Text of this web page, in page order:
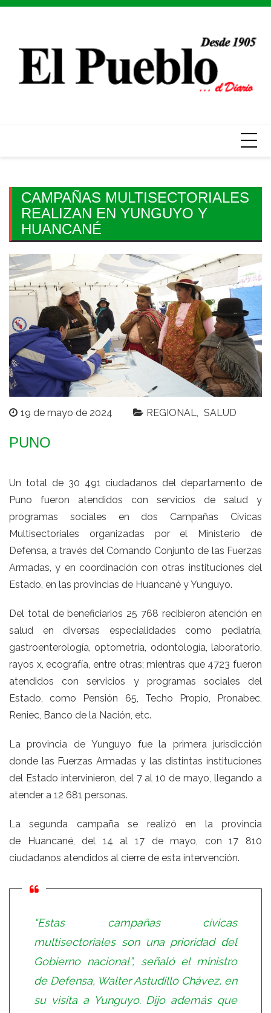
Skip
CAMPAÑAS MULTISECTORIALES
REALIZAN EN YUNGUYO Y
HUANCANÉ
19 de mayo de 2024 REGIONAL SALUD
PUNO
Un total de 30 491 ciudadanos del departamento de
Puno fueron atendidos con servicios de salud y
programas sociales en dos Campañas Cívicas
Multisectoriales organizadas por el Ministerio de
Defensa, a través del Comando Conjunto de las Fuerzas
Armadas, y en coordinación con otras instituciones del
Estado, en las provincias de Huancané y Yunguyo.
Del total de beneficiarios 25 768 recibieron atención en
salud en diversas especialidades como pediatría,
gastroenterología, optometría, odontología, laboratorio,
rayos x, ecografía, entre otras; mientras que 4723 fueron
atendidos con servicios y programas sociales del
Estado, como Pensión 65, Techo Propio, Pronabec,
Reniec, Banco de la Nación, etc.
La provincia de Yunguyo fue la primera jurisdicción
donde las Fuerzas Armadas y las distintas instituciones
del Estado intervinieron, del 7 al 10 de mayo, llegando a
atender a 12 681 personas.
La segunda campaña se realizó en la provincia
de Huancané, del 14 al 17 de mayo, con 17 810
ciudadanos atendidos al cierre de esta intervención.
“Estas campañas cívicas
multisectoriales son una prioridad del
Gobierno nacional”, señaló el ministro
de Defensa, Walter Astudillo Chávez, en
su visita a Yunguyo. Dijo además que